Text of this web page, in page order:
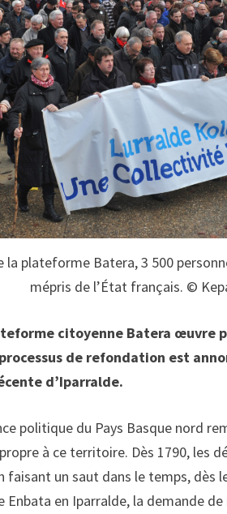
la plateforme Batera, 3 500
mépris de l’État français. ©
citoyenne Batera œuvre
processus de refondation est
d’Iparralde.
politique du Pays Basque nord
à ce territoire. Dès 1790, les
faisant un saut dans le temps, dès
en Iparralde, la demande